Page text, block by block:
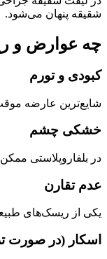
شقیقه پنهان می‌شود.
چه عوارض و
کبودی و تورم
شایع‌ترین عارضه
خشکی چشم
در بلفاروپلاستی
عدم تقارن
یکی از ریسک‌های
اسکار (در صورت